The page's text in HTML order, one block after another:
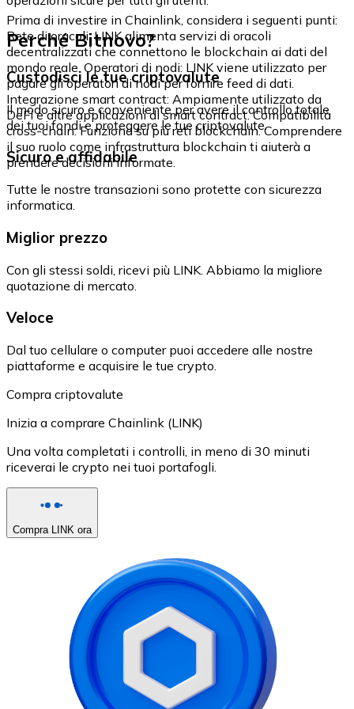
Prima di investire in Chainlink, considera i seguenti punti:
Rete di oracoli: LINK alimenta servizi di oracoli
decentralizzati che connettono le blockchain ai dati del
mondo reale. Operatori di nodi: LINK viene utilizzato per
pagare gli operatori di nodi per fornire feed di dati.
Integrazione smart contract: Ampiamente utilizzato da
DeFi e altre applicazioni di smart contract. Compatibilità
cross-chain: Funziona su più reti blockchain. Comprendere
il suo ruolo come infrastruttura blockchain ti aiuterà a
prendere decisioni informate.
Perché Bitnovo?
Custodisci le tue criptovalute
Il modo sicuro e conveniente per avere il controllo totale
dei tuoi fondi e proteggere le tue criptovalute.
Sicuro e affidabile
Tutte le nostre transazioni sono protette con sicurezza
informatica.
Miglior prezzo
Con gli stessi soldi, ricevi più LINK. Abbiamo la migliore
quotazione di mercato.
Veloce
Dal tuo cellulare o computer puoi accedere alle nostre
piattaforme e acquisire le tue crypto.
Compra criptovalute
Inizia a comprare Chainlink (LINK)
Una volta completati i controlli, in meno di 30 minuti
riceverai le crypto nei tuoi portafogli.
Compra LINK ora